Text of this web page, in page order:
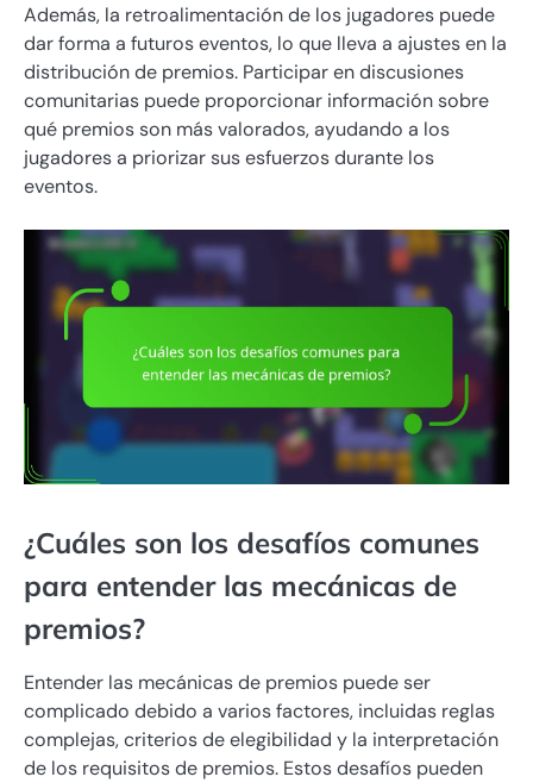
Además, la retroalimentación de los jugadores puede
dar forma a futuros eventos, lo que lleva a ajustes en la
distribución de premios. Participar en discusiones
comunitarias puede proporcionar información sobre
qué premios son más valorados, ayudando a los
jugadores a priorizar sus esfuerzos durante los
eventos.
¿Cuáles son los desafíos comunes
para entender las mecánicas de
premios?
Entender las mecánicas de premios puede ser
complicado debido a varios factores, incluidas reglas
complejas, criterios de elegibilidad y la interpretación
de los requisitos de premios. Estos desafíos pueden